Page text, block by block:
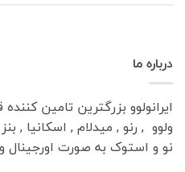
درباره ما
ایرانولوو بزرگترین تامین
ولوو , رنو , میدلام , اسکانیا ,
نو و استوک به صورت اورجینال